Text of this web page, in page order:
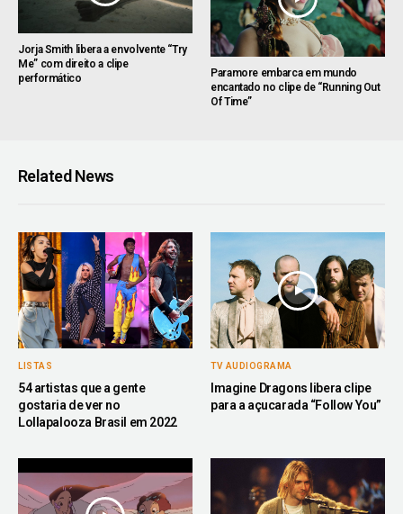
Jorja Smith libera a envolvente “Try
Me” com direito a clipe
performático
Paramore embarca em mundo
encantado no clipe de “Running Out
Of Time”
Related News
LISTAS
54 artistas que a gente
gostaria de ver no
Lollapalooza Brasil em 2022
TV AUDIOGRAMA
Imagine Dragons libera clipe
para a açucarada “Follow You”